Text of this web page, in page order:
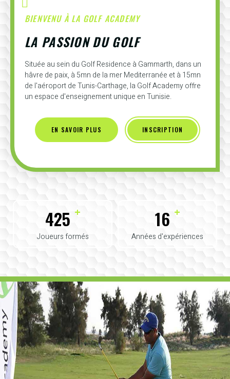
BIENVENU À LA GOLF ACADEMY
LA PASSION DU GOLF
Située au sein du Golf Residence à Gammarth, dans un
hâvre de paix, à 5mn de la mer Mediterranée et à 15mn
de l'aéroport de Tunis-Carthage, la Golf Academy offre
un espace d'enseignement unique en Tunisie.
EN SAVOIR PLUS INSCRIPTION
425 +
Joueurs formés
16 +
Années d'expériences